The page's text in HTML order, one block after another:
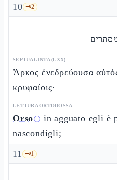
10 🗝️2
SEPTUAGINTA (LXX)
Ἄρκος ἐνεδρεύουσα
κρυφαίοις·
LETTURA ORTODOSSA
Orsoⓘ in agguato egli è
nascondigli;
11 🗝️1